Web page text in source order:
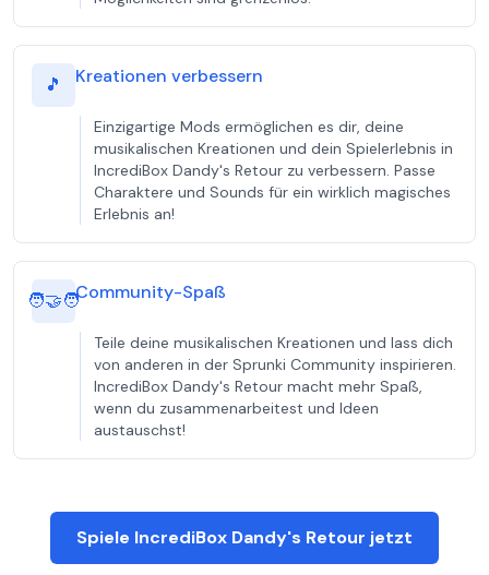
🎵 Kreationen verbessern
Einzigartige Mods ermöglichen es dir, deine
musikalischen Kreationen und dein Spielerlebnis in
IncrediBox Dandy's Retour zu verbessern. Passe
Charaktere und Sounds für ein wirklich magisches
Erlebnis an!
🧑‍🤝‍🧑Community-Spaß
Teile deine musikalischen Kreationen und lass dich
von anderen in der Sprunki Community inspirieren.
IncrediBox Dandy's Retour macht mehr Spaß,
wenn du zusammenarbeitest und Ideen
austauschst!
Spiele IncrediBox Dandy's Retour jetzt